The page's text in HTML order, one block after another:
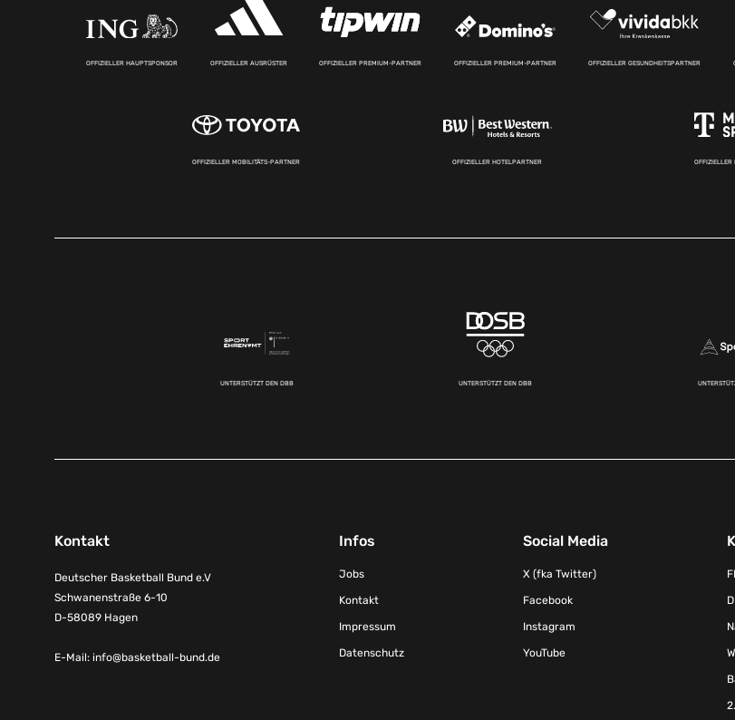
OFFIZIELLER HAUPTSPONSOR OFFIZIELLER AUSRÜSTER OFFIZIELLER PREMIUM-PARTNER OFFIZIELLER PREMIUM-PARTNER OFFIZIELLER GESUNDHEITSPARTNER
OFFIZIELLER MOBILITÄTS-PARTNER OFFIZIELLER HOTELPARTNER OFFIZIELLER
UNTERSTÜTZT DEN DBB UNTERSTÜTZT DEN DBB
Kontakt
Deutscher Basketball Bund e.V
Schwanenstraße 6-10
D-58089 Hagen
E-Mail: info@basketball-bund.de
Infos
Jobs
Kontakt
Impressum
Datenschutz
Social Media
X (fka Twitter)
Facebook
Instagram
YouTube